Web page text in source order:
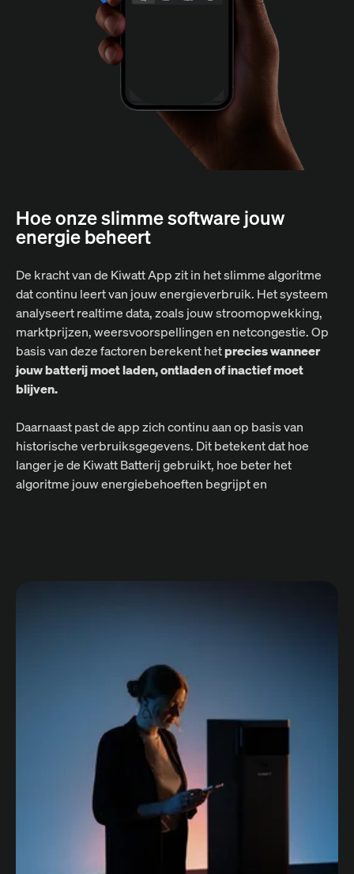
Hoe onze slimme software jouw
energie beheert
De kracht van de Kiwatt App zit in het slimme algoritme
dat continu leert van jouw energieverbruik. Het systeem
analyseert realtime data, zoals jouw stroomopwekking,
marktprijzen, weersvoorspellingen en netcongestie. Op
basis van deze factoren berekent hetprecies wanneer
jouw batterij moet laden, ontladen of inactief moet
blijven.
Daarnaast past de app zich continu aan op basis van
historische verbruiksgegevens. Dit betekent dat hoe
langer je de Kiwatt Batterij gebruikt, hoe beter het
algoritme jouw energiebehoeften begrijpt en